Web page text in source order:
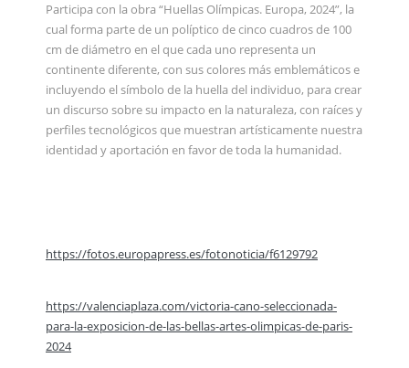
Participa con la obra “Huellas Olímpicas. Europa, 2024”, la
cual forma parte de un políptico de cinco cuadros de 100
cm de diámetro en el que cada uno representa un
continente diferente, con sus colores más emblemáticos e
incluyendo el símbolo de la huella del individuo, para crear
un discurso sobre su impacto en la naturaleza, con raíces y
perfiles tecnológicos que muestran artísticamente nuestra
identidad y aportación en favor de toda la humanidad.
https://fotos.europapress.es/fotonoticia/f6129792
https://valenciaplaza.com/victoria-cano-seleccionada-
para-la-exposicion-de-las-bellas-artes-olimpicas-de-paris-
2024